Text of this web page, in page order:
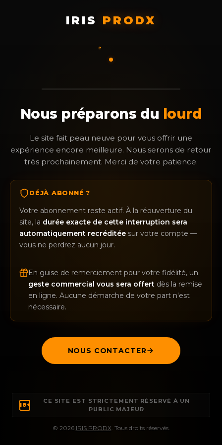
IRIS PRODX
Nous préparons du lourd
Le site fait peau neuve pour vous offrir une
expérience encore meilleure. Nous serons de retour
très prochainement. Merci de votre patience.
DÉJÀ ABONNÉ ?
Votre abonnement reste actif. À la réouverture du
site, la durée exacte de cette interruption sera
automatiquement recréditée sur votre compte —
vous ne perdrez aucun jour.
En guise de remerciement pour votre fidélité, un
geste commercial vous sera offert dès la remise
en ligne. Aucune démarche de votre part n'est
nécessaire.
NOUS CONTACTER
18+
CE SITE EST STRICTEMENT RÉSERVÉ À UN
PUBLIC MAJEUR
© 2026 IRIS PRODX. Tous droits réservés.